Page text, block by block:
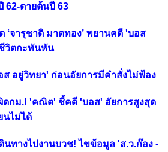
62-ตายต้นปี 63
‘จารุชาติ มาดทอง’ พยานคดี 'บอส
วิตกะทันหัน
ส อยู่วิทยา' ก่อนอัยการมีคำสั่งไม่ฟ้อง
ดกม.! 'คณิต' ชี้คดี 'บอส' อัยการสูงสุด
นไม่ได้
นทางไปงานบวช! ไขข้อมูล 'ส.ว.ก๊อง -